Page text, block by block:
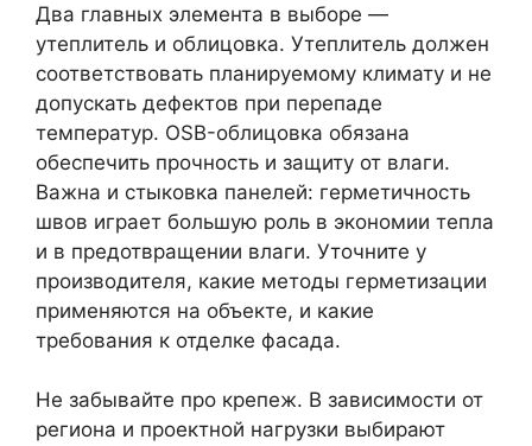
Два главных элемента в выборе —
утеплитель и облицовка. Утеплитель должен
соответствовать планируемому климату и не
допускать дефектов при перепаде
температур. OSB-облицовка обязана
обеспечить прочность и защиту от влаги.
Важна и стыковка панелей: герметичность
швов играет большую роль в экономии тепла
и в предотвращении влаги. Уточните у
производителя, какие методы герметизации
применяются на объекте, и какие
требования к отделке фасада.
Не забывайте про крепеж. В зависимости от
региона и проектной нагрузки выбирают